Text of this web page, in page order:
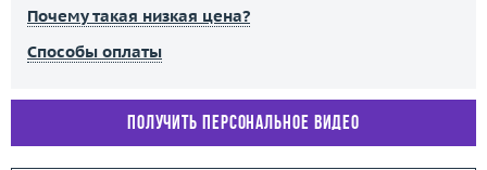
Почему такая низкая цена?
Способы оплаты
Получить персональное видео